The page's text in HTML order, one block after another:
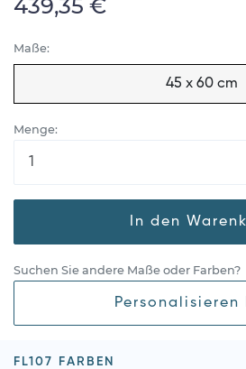
439,35 €
Maße:
45 x 60 cm
Menge:
In den
Suchen Sie andere Maße oder Farben?
Personalisieren
FL107 FARBEN